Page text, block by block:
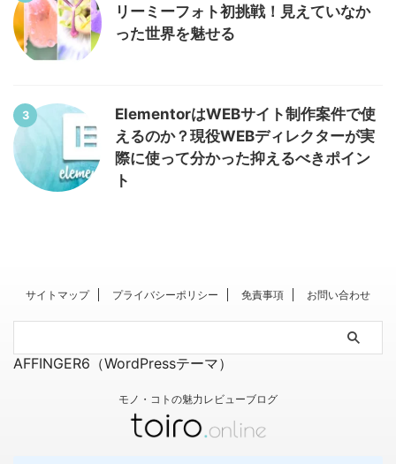
リーミーフォト初挑戦！見えていなか
った世界を魅せる
3
ElementorはWEBサイト制作案件で使
えるのか？現役WEBディレクターが実
際に使って分かった抑えるべきポイン
ト
サイトマップ プライバシーポリシー 免責事項 お問い合わせ
AFFINGER6（WordPressテーマ）
モノ・コトの魅力レビューブログ